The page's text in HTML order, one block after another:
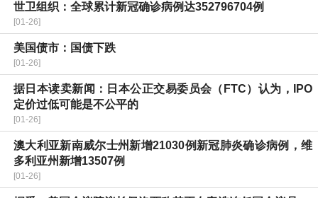
世卫组织：全球累计新冠确诊病例达352796704例
[01-26]
美国债市：国债下跌
[01-26]
据日本读卖新闻：日本公正交易委员会（FTC）认为，IPO
定价过低可能是不公平的
[01-26]
澳大利亚新南威尔士州新增21030例新冠肺炎确诊病例，维
多利亚州新增13507例
[01-26]